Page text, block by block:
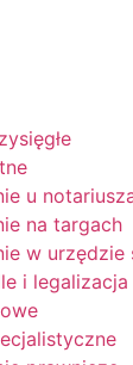
u
na targach
w
i legalizacja